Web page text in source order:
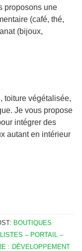
proposons une
(café, thé,
(bijoux,
toiture végétalisée,
Je vous propose
intégrer des
autant en intérieur
BOUTIQUES
– PORTAIL –
: DÉVELOPPEMENT